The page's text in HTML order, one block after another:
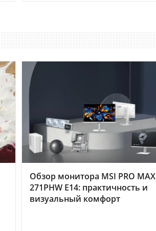
Обзор монитора MSI PRO MAX
271PHW E14: практичность и
визуальный комфорт